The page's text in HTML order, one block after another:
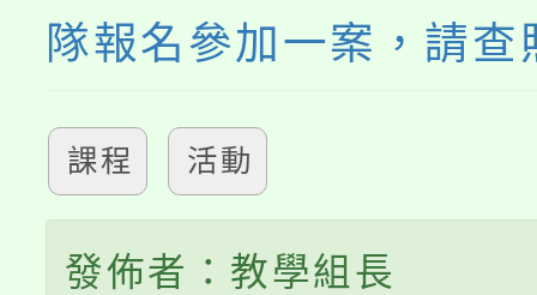
隊報名參加一案，請查
課程 活動
發佈者：教學組長